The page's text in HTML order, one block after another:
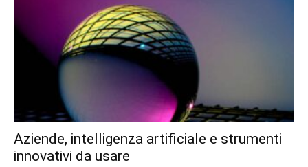
Aziende, intelligenza artificiale e strumenti
innovativi da usare